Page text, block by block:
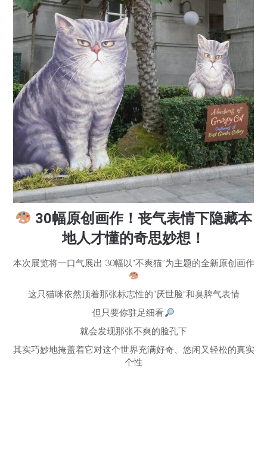
30幅原创画作！丧气表情下隐藏本
地人才懂的奇思妙想！
本次展览将一口气展出 30幅以“不爽猫”为主题的全新原创画作
这只猫咪依然顶着那张标志性的“厌世脸”和臭脾气表情
但只要你驻足细看
就会发现那张不爽的脸孔下
其实巧妙地掩盖着它对这个世界充满好奇、悠闲又轻松的真实
个性